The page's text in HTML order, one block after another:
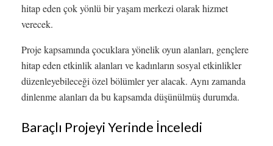
hitap eden çok yönlü bir yaşam merkezi olarak hizmet
verecek.
Proje kapsamında çocuklara yönelik oyun alanları, gençlere
hitap eden etkinlik alanları ve kadınların sosyal etkinlikler
düzenleyebileceği özel bölümler yer alacak. Aynı zamanda
dinlenme alanları da bu kapsamda düşünülmüş durumda.
Baraçlı Projeyi Yerinde İnceledi